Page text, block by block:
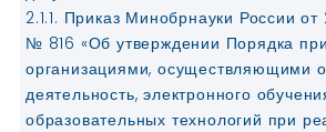
2.1.1. Приказ Минобрнауки России от
№ 816 «Об утверждении Порядка
организациями, осуществляющими
деятельность, электронного
образовательных технологий при